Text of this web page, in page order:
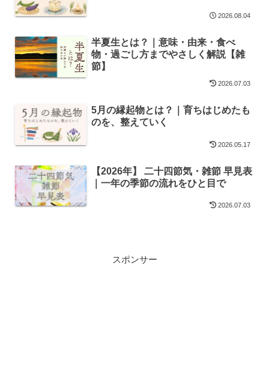
2026.08.04
半夏生とは？｜意味・由来・食べ
物・過ごし方までやさしく解説【雑
節】
2026.07.03
5月の縁起物とは？｜育ちはじめたも
のを、整えていく
2026.05.17
【2026年】 二十四節気・雑節 早見表
｜一年の季節の流れをひと目で
2026.07.03
スポンサー